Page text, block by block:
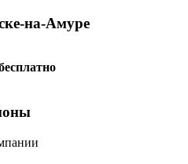
на-Амуре